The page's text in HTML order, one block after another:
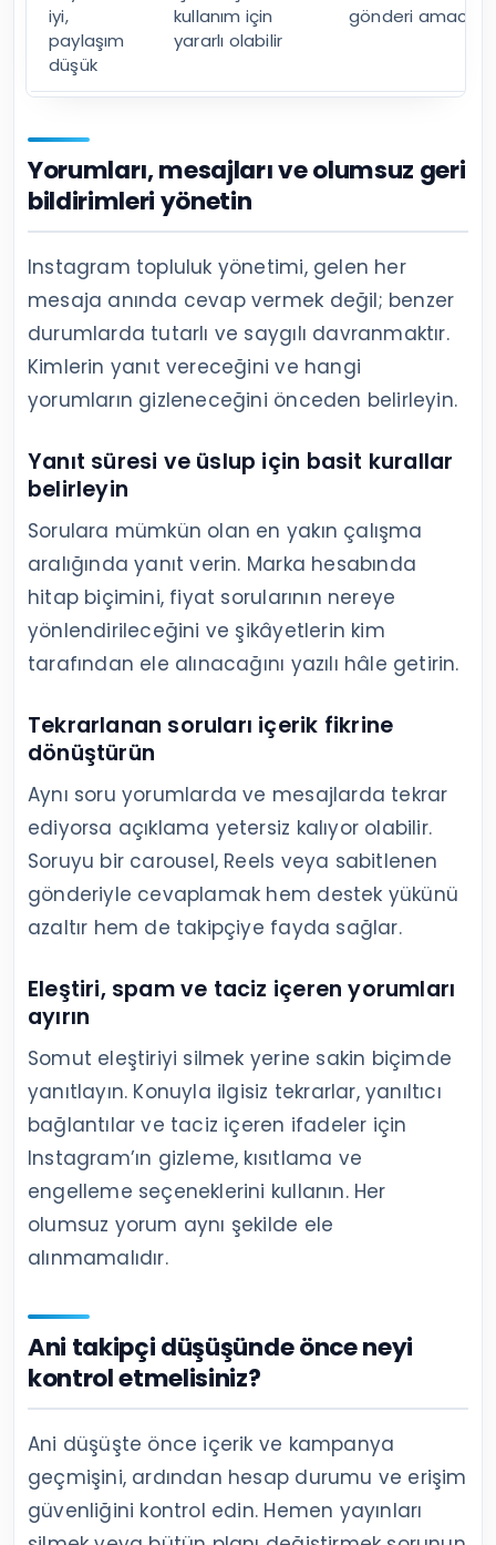
Takipçi değişimini içerik tarihleriyle karşılaştırmak,
tek başına toplam sayıya bakmaktan daha
Takipçi analizi sırasında sayıların olası anlamları
Gözlem Olası açıklama İncelenecek
takip
düşük
İçerik geniş
kitleye ulaşmış
Profil ziyareti ve
Takip
artıyor,
kayıp da
artıyor
Kampanya
geçici ilgi
çekmiş olabilir
Takip kaynağı ve
kampanya vaadi
Kaydetme
paylaşım
düşük
İçerik kişisel
yararlı olabilir
Konu türü ve
Yorumları, mesajları ve olumsuz geri
bildirimleri yönetin
Instagram topluluk yönetimi, gelen her
mesaja anında cevap vermek değil; benzer
durumlarda tutarlı ve saygılı davranmaktır.
yorumların gizleneceğini önceden belirleyin.
Yanıt süresi ve üslup için basit kurallar
belirleyin
Sorulara mümkün olan en yakın çalışma
aralığında yanıt verin. Marka hesabında
hitap biçimini, fiyat sorularının nereye
tarafından ele alınacağını yazılı hâle getirin.
Tekrarlanan soruları içerik fikrine
dönüştürün
Aynı soru yorumlarda ve mesajlarda tekrar
ediyorsa açıklama yetersiz kalıyor olabilir.
Soruyu bir carousel, Reels veya sabitlenen